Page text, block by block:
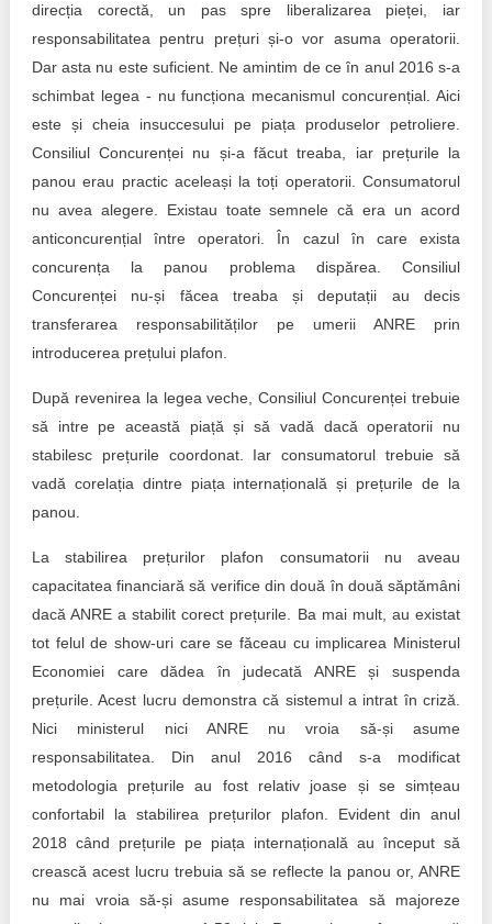
direcția corectă, un pas spre liberalizarea pieței, iar
responsabilitatea pentru prețuri și-o vor asuma operatorii.
Dar asta nu este suficient. Ne amintim de ce în anul 2016 s-a
schimbat legea - nu funcționa mecanismul concurențial. Aici
este și cheia insuccesului pe piața produselor petroliere.
Consiliul Concurenței nu și-a făcut treaba, iar prețurile la
panou erau practic aceleași la toți operatorii. Consumatorul
nu avea alegere. Existau toate semnele că era un acord
anticoncurențial între operatori. În cazul în care exista
concurența la panou problema dispărea. Consiliul
Concurenței nu-și făcea treaba și deputații au decis
transferarea responsabilităților pe umerii ANRE prin
introducerea prețului plafon.
După revenirea la legea veche, Consiliul Concurenței trebuie
să intre pe această piață și să vadă dacă operatorii nu
stabilesc prețurile coordonat. Iar consumatorul trebuie să
vadă corelația dintre piața internațională și prețurile de la
panou.
La stabilirea prețurilor plafon consumatorii nu aveau
capacitatea financiară să verifice din două în două săptămâni
dacă ANRE a stabilit corect prețurile. Ba mai mult, au existat
tot felul de show-uri care se făceau cu implicarea Ministerul
Economiei care dădea în judecată ANRE și suspenda
prețurile. Acest lucru demonstra că sistemul a intrat în criză.
Nici ministerul nici ANRE nu vroia să-și asume
responsabilitatea. Din anul 2016 când s-a modificat
metodologia prețurile au fost relativ joase și se simțeau
confortabil la stabilirea prețurilor plafon. Evident din anul
2018 când prețurile pe piața internațională au început să
crească acest lucru trebuia să se reflecte la panou or, ANRE
nu mai vroia să-și asume responsabilitatea să majoreze